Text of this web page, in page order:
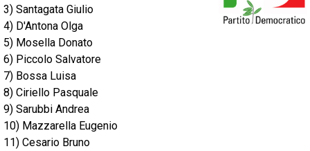
3) Santagata Giulio
4) D'Antona Olga
5) Mosella Donato
6) Piccolo Salvatore
7) Bossa Luisa
8) Ciriello Pasquale
9) Sarubbi Andrea
10) Mazzarella Eugenio
11) Cesario Bruno